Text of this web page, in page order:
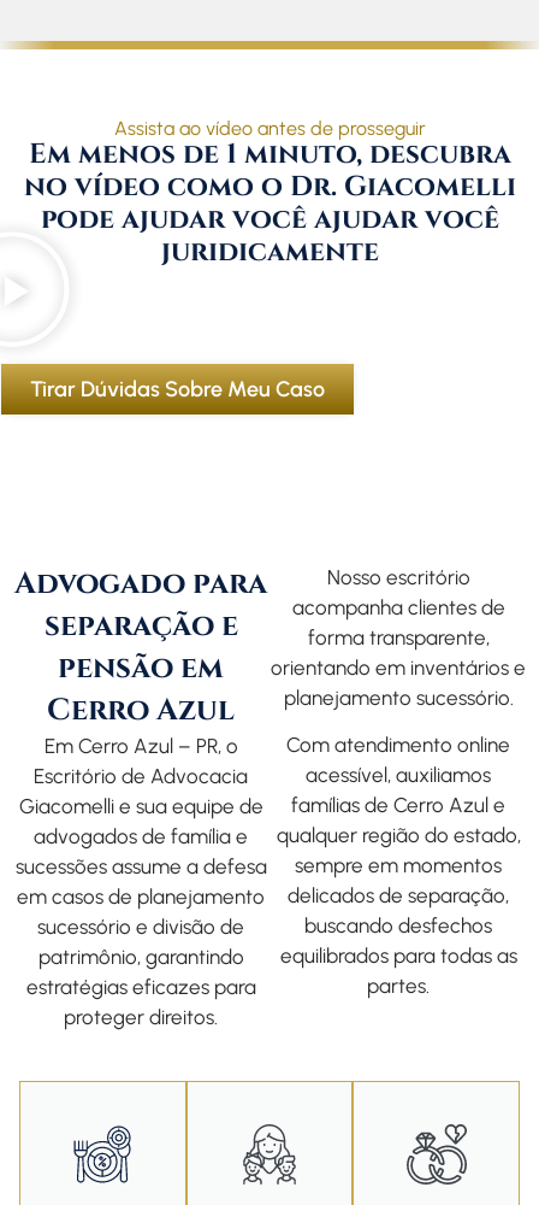
Assista ao vídeo antes de prosseguir
Em menos de 1 minuto, descubra
no vídeo como o Dr. Giacomelli
pode ajudar você ajudar você
juridicamente
Tirar Dúvidas Sobre Meu Caso
Advogado para
separação e
pensão em
Cerro Azul
Em Cerro Azul – PR, o
Escritório de Advocacia
Giacomellie sua equipe de
advogados de família e
sucessões assume a defesa
em casos de planejamento
sucessório e divisão de
patrimônio, garantindo
estratégias eficazes para
proteger direitos.
Nosso escritório
acompanha clientes de
forma transparente,
orientando em inventários e
planejamento sucessório.
Com atendimento online
acessível, auxiliamos
famílias de Cerro Azul e
qualquer região do estado,
sempre em momentos
delicados de separação,
buscando desfechos
equilibrados para todas as
partes.